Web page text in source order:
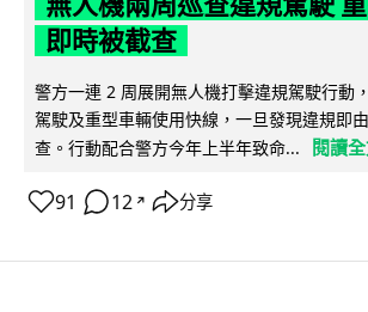
即時被截查
警方一連 2 周展開無人機打擊違規駕駛行動
駕駛及重型車輛使用快線，一旦發現違規即
查。行動配合警方今年上半年致命...
閱讀
91 12 ↗ 分享